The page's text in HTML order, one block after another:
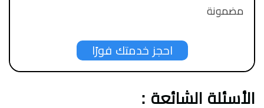
مضمونة
احجز خدمتك فورًا
الأسئلة الشائعة :